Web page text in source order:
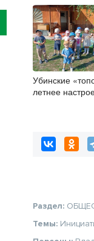
Убинские
летнее
Раздел:
Темы: